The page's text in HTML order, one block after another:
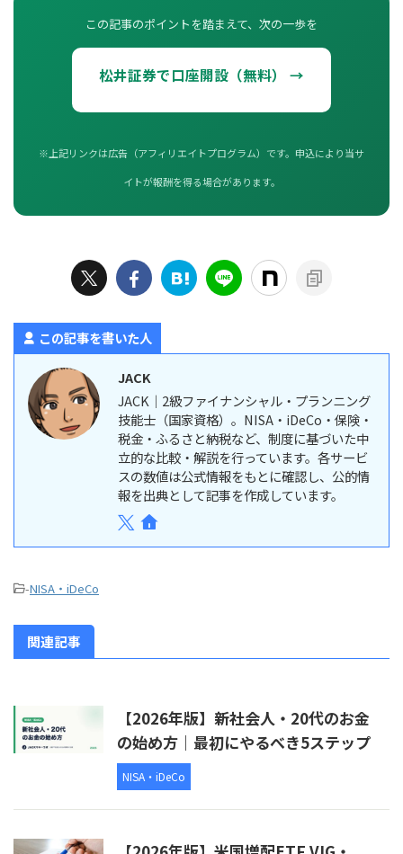
この記事のポイントを踏まえて、次の一歩を
松井証券で口座開設（無料） →
※上記リンクは広告（アフィリエイトプログラム）です。申込により当サ
イトが報酬を得る場合があります。
この記事を書いた人
JACK
JACK｜2級ファイナンシャル・プランニング
技能士（国家資格）。NISA・iDeCo・保険・
税金・ふるさと納税など、制度に基づいた中
立的な比較・解説を行っています。各サービ
スの数値は公式情報をもとに確認し、公的情
報を出典として記事を作成しています。
-NISA・iDeCo
関連記事
【2026年版】新社会人・20代のお金
の始め方｜最初にやるべき5ステップ
NISA・iDeCo